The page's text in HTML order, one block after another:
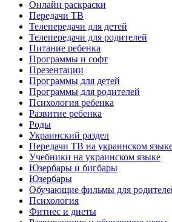
Онлайн раскраски
Передачи ТВ
Телепередачи для детей
Телепередачи для родителей
Питание ребенка
Программы и софт
Презентации
Программы для детей
Программы для родителей
Психология ребенка
Развитие ребенка
Роды
Украинский раздел
Передачи ТВ на украинском
Учебники на украинском языке
Юзербары и бигбары
Юзербары
Обучающие фильмы для
Психология
Фитнес и диеты